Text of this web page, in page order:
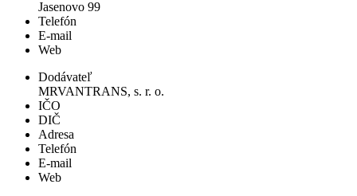
Jasenovo 99
Telefón
E-mail
Web
Dodávateľ
MRVANTRANS, s. r. o.
IČO
DIČ
Adresa
Telefón
E-mail
Web